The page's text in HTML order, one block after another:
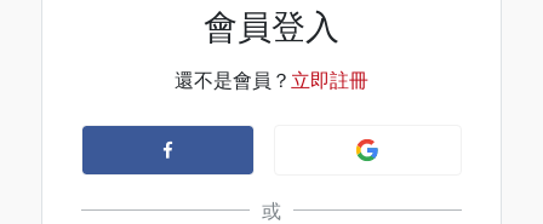
會員登入
還不是會員？ 立即註冊
或